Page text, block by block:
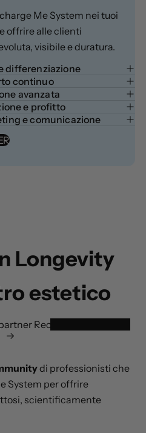
Me System nei tuoi
offrire alle clienti
visibile e duratura.
differenziazione
continuo
avanzata
e profitto
e comunicazione
Longevity
estetico
Recharge Me System
di professionisti che
System per offrire
scientificamente